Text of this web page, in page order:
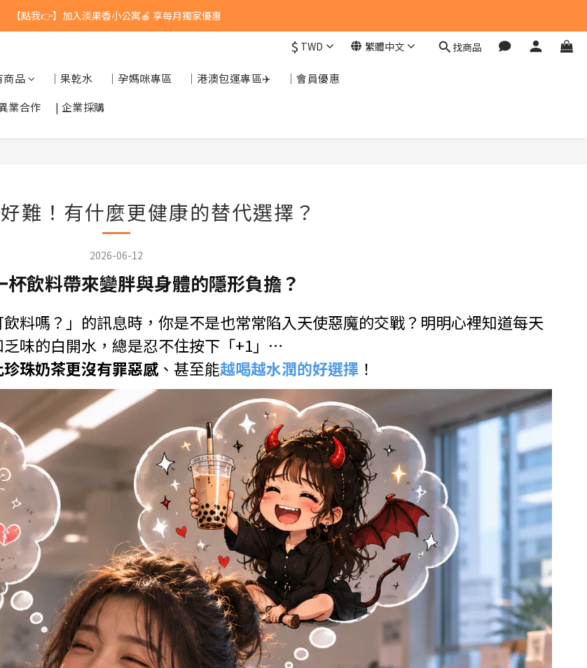
台灣$1200 免運 / 港澳 $5000 免運
【點我👉】加入淡果香小公寓🍎 享每月獨家優惠
$ TWD 繁體中文 找商品
商品 ｜果乾水 ｜孕媽咪專區 ｜港澳包運專區✈️
｜會員優惠
業合作 | 企業採購
難！有什麼更健康的替代選擇？
2026-06-12
飲料帶來變胖與身體的隱形負擔？
料嗎？」的訊息時，你是不是也常常陷入天使惡魔的交戰？明明心裡知道每天
味的白開水，總是忍不住按下「+1」…
珍珠奶茶更沒有罪惡感、甚至能越喝越水潤的好選擇 ！